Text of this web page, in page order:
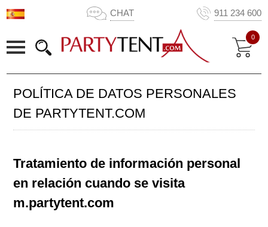
CHAT 911 234 600
0
POLÍTICA DE DATOS PERSONALES
DE PARTYTENT.COM
Tratamiento de información personal
en relación cuando se visita
m.partytent.com